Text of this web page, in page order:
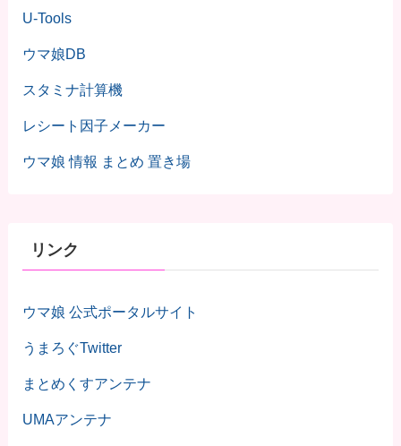
U-Tools
ウマ娘DB
スタミナ計算機
レシート因子メーカー
ウマ娘 情報 まとめ 置き場
リンク
ウマ娘 公式ポータルサイト
うまろぐTwitter
まとめくすアンテナ
UMAアンテナ